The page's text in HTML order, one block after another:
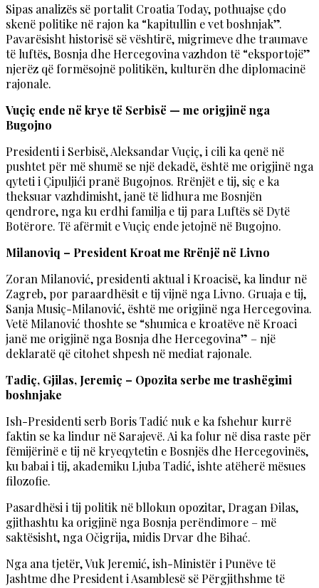
Sipas analizës së portalit Croatia Today, pothuajse çdo
skenë politike në rajon ka “kapitullin e vet boshnjak”.
Pavarësisht historisë së vështirë, migrimeve dhe traumave
të luftës, Bosnja dhe Hercegovina vazhdon të “eksportojë”
njerëz që formësojnë politikën, kulturën dhe diplomacinë
rajonale.
Vuçiç ende në krye të Serbisë — me origjinë nga
Bugojno
Presidenti i Serbisë, Aleksandar Vuçiç, i cili ka qenë në
pushtet për më shumë se një dekadë, është me origjinë nga
qyteti i Çipuljići pranë Bugojnos. Rrënjët e tij, siç e ka
theksuar vazhdimisht, janë të lidhura me Bosnjën
qendrore, nga ku erdhi familja e tij para Luftës së Dytë
Botërore. Të afërmit e Vuçiç ende jetojnë në Bugojno.
Milanoviq – President Kroat me Rrënjë në Livno
Zoran Milanović, presidenti aktual i Kroacisë, ka lindur në
Zagreb, por paraardhësit e tij vijnë nga Livno. Gruaja e tij,
Sanja Musiç-Milanović, është me origjinë nga Hercegovina.
Vetë Milanović thoshte se “shumica e kroatëve në Kroaci
janë me origjinë nga Bosnja dhe Hercegovina” – një
deklaratë që citohet shpesh në mediat rajonale.
Tadiç, Gjilas, Jeremiç – Opozita serbe me trashëgimi
boshnjake
Ish-Presidenti serb Boris Tadić nuk e ka fshehur kurrë
faktin se ka lindur në Sarajevë. Ai ka folur në disa raste për
fëmijërinë e tij në kryeqytetin e Bosnjës dhe Hercegovinës,
ku babai i tij, akademiku Ljuba Tadić, ishte atëherë mësues
filozofie.
Pasardhësi i tij politik në bllokun opozitar, Dragan Đilas,
gjithashtu ka origjinë nga Bosnja perëndimore – më
saktësisht, nga Očigrija, midis Drvar dhe Bihać.
Nga ana tjetër, Vuk Jeremić, ish-Ministër i Punëve të
Jashtme dhe President i Asamblesë së Përgjithshme të